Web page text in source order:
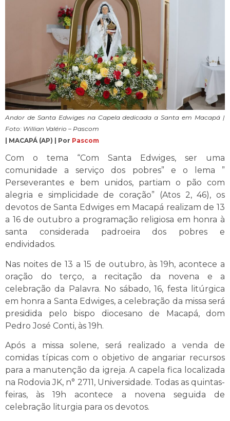
Andor de Santa Edwiges na Capela dedicada a Santa em Macapá |
Foto: Willian Valério – Pascom
| MACAPÁ (AP) | Por Pascom
Com o tema “Com Santa Edwiges, ser uma
comunidade a serviço dos pobres” e o lema ”
Perseverantes e bem unidos, partiam o pão com
alegria e simplicidade de coração” (Atos 2, 46), os
devotos de Santa Edwiges em Macapá realizam de 13
a 16 de outubro a programação religiosa em honra à
santa considerada padroeira dos pobres e
endividados.
Nas noites de 13 a 15 de outubro, às 19h, acontece a
oração do terço, a recitação da novena e a
celebração da Palavra. No sábado, 16, festa litúrgica
em honra a Santa Edwiges, a celebração da missa será
presidida pelo bispo diocesano de Macapá, dom
Pedro José Conti, às 19h.
Após a missa solene, será realizado a venda de
comidas típicas com o objetivo de angariar recursos
para a manutenção da igreja. A capela fica localizada
na Rodovia JK, n° 2711, Universidade. Todas as quintas-
feiras, às 19h acontece a novena seguida de
celebração liturgia para os devotos.